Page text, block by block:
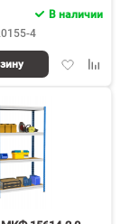
В наличии
4
Добавить